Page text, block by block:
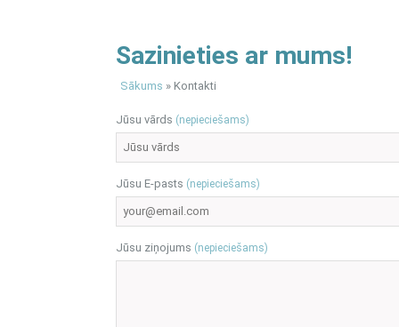
Sazinieties ar mums!
Sākums » Kontakti
Jūsu vārds (nepieciešams)
Jūsu E-pasts (nepieciešams)
Jūsu ziņojums (nepieciešams)